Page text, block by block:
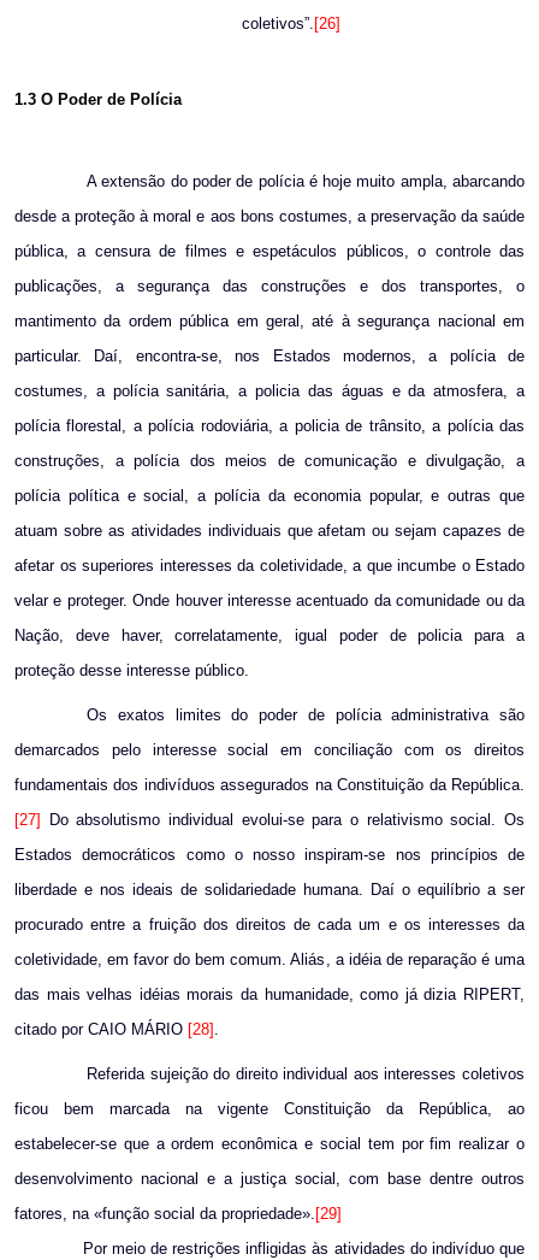
coletivos”. [26]
1.3 O Poder de Polícia
A extensão do poder de polícia é hoje muito ampla, abarcando
desde a proteção à moral e aos bons costumes, a preservação da saúde
pública, a censura de filmes e espetáculos públicos, o controle das
publicações, a segurança das construções e dos transportes, o
mantimento da ordem pública em geral, até à segurança nacional em
particular. Daí, encontra-se, nos Estados modernos, a polícia de
costumes, a polícia sanitária, a policia das águas e da atmosfera, a
polícia florestal, a polícia rodoviária, a policia de trânsito, a polícia das
construções, a polícia dos meios de comunicação e divulgação, a
polícia política e social, a polícia da economia popular, e outras que
atuam sobre as atividades individuais que afetam ou sejam capazes de
afetar os superiores interesses da coletividade, a que incumbe o Estado
velar e proteger. Onde houver interesse acentuado da comunidade ou da
Nação, deve haver, correlatamente, igual poder de policia para a
proteção desse interesse público.
Os exatos limites do poder de polícia administrativa são
demarcados pelo interesse social em conciliação com os direitos
fundamentais dos indivíduos assegurados na Constituição da República.
[27]
Do absolutismo individual evolui-se para o relativismo social. Os
Estados democráticos como o nosso inspiram-se nos princípios de
liberdade e nos ideais de solidariedade humana. Daí o equilíbrio a ser
procurado entre a fruição dos direitos de cada um e os interesses da
coletividade, em favor do bem comum. Aliás, a idéia de reparação é uma
das mais velhas idéias morais da humanidade, como já dizia RIPERT,
citado por CAIO MÁRIO [28] .
Referida sujeição do direito individual aos interesses coletivos
ficou bem marcada na vigente Constituição da República, ao
estabelecer-se que a ordem econômica e social tem por fim realizar o
desenvolvimento nacional e a justiça social, com base dentre outros
fatores, na «função social da propriedade». [29]
Por meio de restrições infligidas às atividades do indivíduo que